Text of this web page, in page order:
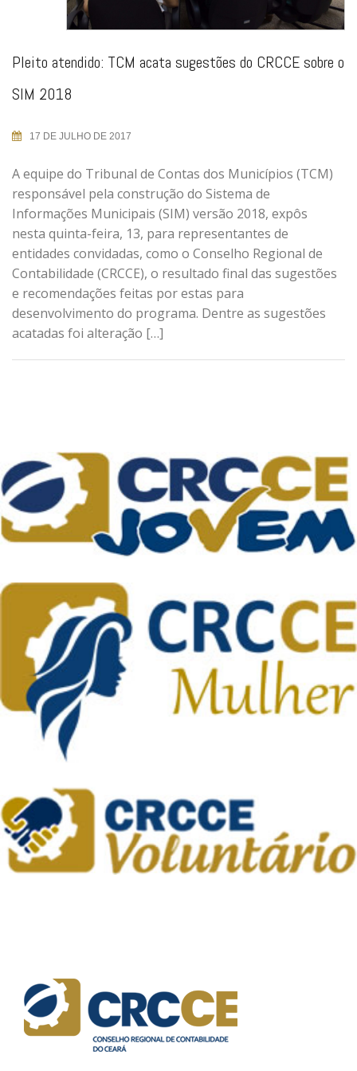
Pleito atendido: TCM acata sugestões do CRCCE sobre o
SIM 2018
17 DE JULHO DE 2017
A equipe do Tribunal de Contas dos Municípios (TCM)
responsável pela construção do Sistema de
Informações Municipais (SIM) versão 2018, expôs
nesta quinta-feira, 13, para representantes de
entidades convidadas, como o Conselho Regional de
Contabilidade (CRCCE), o resultado final das sugestões
e recomendações feitas por estas para
desenvolvimento do programa. Dentre as sugestões
acatadas foi alteração […]